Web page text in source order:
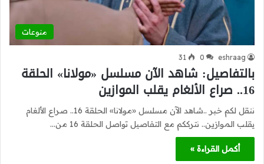
منوعات
eshraag
0
31
بالتفاصيل: شاهد الآن مسلسل «مولانا» الحلقة
16.. صراع الألغام يقلب الموازين
ننقل لكم خبر ..شاهد الآن مسلسل «مولانا» الحلقة 16.. صراع الألغام
يقلب الموازين.. نترككم مع التفاصيل تواصل الحلقة 16 من…
أكمل القراءة »